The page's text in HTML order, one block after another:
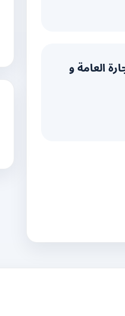
العامة و